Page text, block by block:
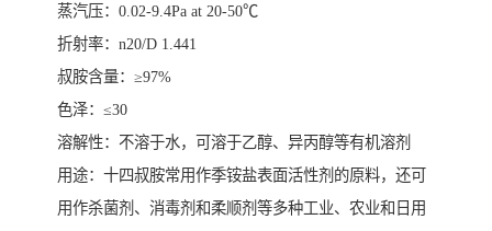
蒸汽压：0.02-9.4Pa at 20-50℃
折射率：n20/D 1.441
叔胺含量：≥97%
色泽：≤30
溶解性：不溶于水，可溶于乙醇、异丙醇等有机溶剂
用途：十四叔胺常用作季铵盐表面活性剂的原料，还可
用作杀菌剂、消毒剂和柔顺剂等多种工业、农业和日用